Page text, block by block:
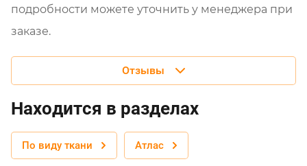
подробности можете уточнить у менеджера при
заказе.
Отзывы
Находится в разделах
По виду ткани Атлас